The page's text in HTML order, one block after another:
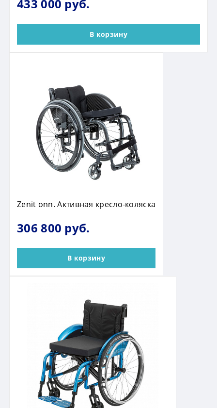
433 000 руб.
В корзину
Zenit onn. Активная кресло-коляска
306 800 руб.
В корзину